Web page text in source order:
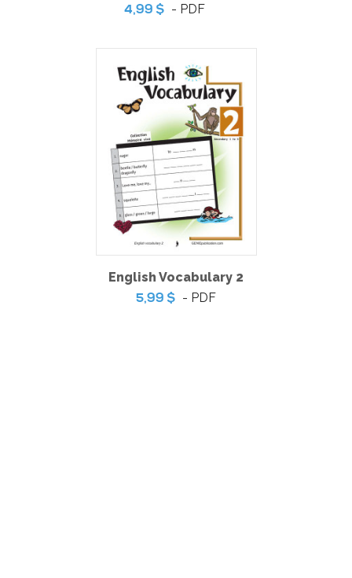
Prêt pour les sciences ! 1ᵉʳ cycle
6,99 $-PDF
4,99 $ - PDF
English Vocabulary 2
5,99 $ - PDF